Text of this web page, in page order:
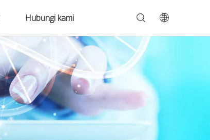
Hubungi kami